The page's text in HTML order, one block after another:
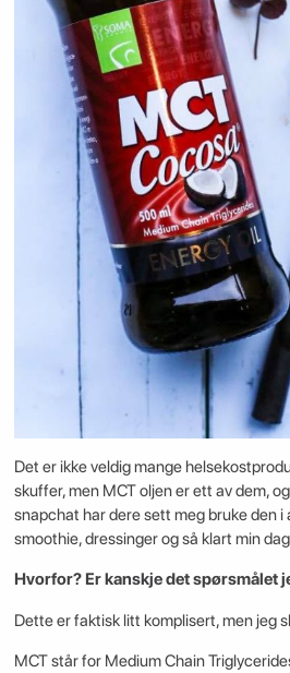
Det er ikke veldig mange
skuffer, men MCT oljen er ett av dem,
snapchat har dere sett meg bruke den i
smoothie, dressinger og så klart min
Hvorfor? Er kanskje det spørsmålet
Dette er faktisk litt komplisert, men jeg
MCT står for Medium Chain